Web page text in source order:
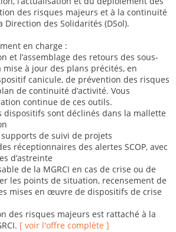
des risques majeurs et à la continuité
Direction des Solidarités (DSol).
en charge :
et l’assemblage des retours des sous-
à jour des plans précités, en
canicule, de prévention des risques
de continuité d’activité. Vous
continue de ces outils.
dispositifs sont déclinés dans la mallette
de suivi de projets
réceptionnaires des alertes SCOP, avec
d’astreinte
de la MGRCI en cas de crise ou de
les points de situation, recensement de
mises en œuvre de dispositifs de crise
des risques majeurs est rattaché à la
[ voir l'offre complète ]